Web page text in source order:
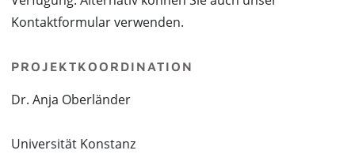
Kontaktformular verwenden.
PROJEKTKOORDINATION
Dr. Anja Oberländer
Universität Konstanz